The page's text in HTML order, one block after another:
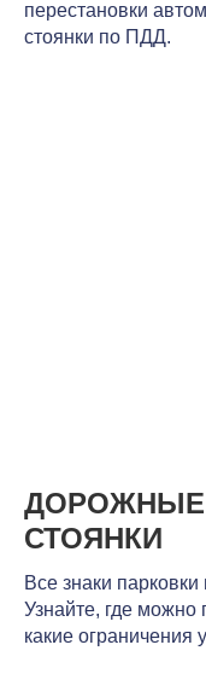
перестановки
стоянки по ПДД.
ДОРОЖНЫЕ
СТОЯНКИ
Все знаки
Узнайте, где можно
какие